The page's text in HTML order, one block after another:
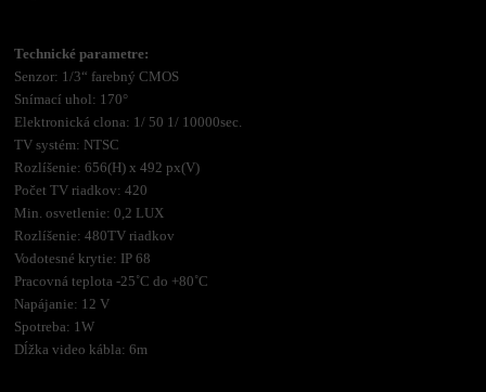
Technické parametre:
Senzor: 1/3“ farebný CMOS
Snímací uhol: 170°
Elektronická clona: 1/ 50 1/ 10000sec.
TV systém: NTSC
Rozlíšenie: 656(H) x 492 px(V)
Počet TV riadkov: 420
Min. osvetlenie: 0,2 LUX
Rozlíšenie: 480TV riadkov
Vodotesné krytie: IP 68
Pracovná teplota -25˚C do +80˚C
Napájanie: 12 V
Spotreba: 1W
Dĺžka video kábla: 6m